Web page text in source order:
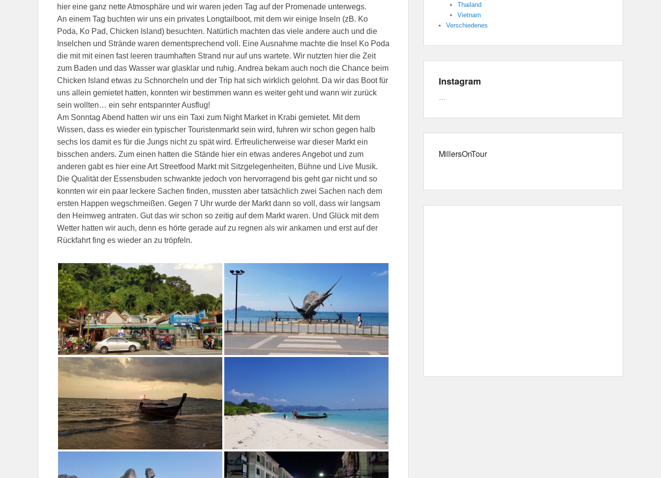
hier eine ganz nette Atmosphäre und wir waren jeden Tag auf der Promenade unterwegs.
An einem Tag buchten wir uns ein privates Longtailboot, mit dem wir einige Inseln (zB. Ko
Poda, Ko Pad, Chicken Island) besuchten. Natürlich machten das viele andere auch und die
Inselchen und Strände waren dementsprechend voll. Eine Ausnahme machte die Insel Ko Poda
die mit mit einen fast leeren traumhaften Strand nur auf uns wartete. Wir nutzten hier die Zeit
zum Baden und das Wasser war glasklar und ruhig. Andrea bekam auch noch die Chance beim
Chicken Island etwas zu Schnorcheln und der Trip hat sich wirklich gelohnt. Da wir das Boot für
uns allein gemietet hatten, konnten wir bestimmen wann es weiter geht und wann wir zurück
sein wollten… ein sehr entspannter Ausflug!
Am Sonntag Abend hatten wir uns ein Taxi zum Night Market in Krabi gemietet. Mit dem
Wissen, dass es wieder ein typischer Touristenmarkt sein wird, fuhren wir schon gegen halb
sechs los damit es für die Jungs nicht zu spät wird. Erfreulicherweise war dieser Markt ein
bisschen anders. Zum einen hatten die Stände hier ein etwas anderes Angebot und zum
anderen gabt es hier eine Art Streetfood Markt mit Sitzgelegenheiten, Bühne und Live Musik.
Die Qualität der Essensbuden schwankte jedoch von hervorragend bis geht gar nicht und so
konnten wir ein paar leckere Sachen finden, mussten aber tatsächlich zwei Sachen nach dem
ersten Happen wegschmeißen. Gegen 7 Uhr wurde der Markt dann so voll, dass wir langsam
den Heimweg antraten. Gut das wir schon so zeitig auf dem Markt waren. Und Glück mit dem
Wetter hatten wir auch, denn es hörte gerade auf zu regnen als wir ankamen und erst auf der
Rückfahrt fing es wieder an zu tröpfeln.
Thailand
Vietnam
Verschiedenes
Instagram
MillersOnTour